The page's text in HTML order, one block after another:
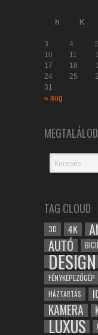
h
K
3
4 5
10
11
17
18
24
25
31
« aug
TAG CLOUD
3D 4K
AUTÓ
DESIGN
FÉNYKÉPEZŐGÉP
HÁZTARTÁS
KAMERA
LUXUS